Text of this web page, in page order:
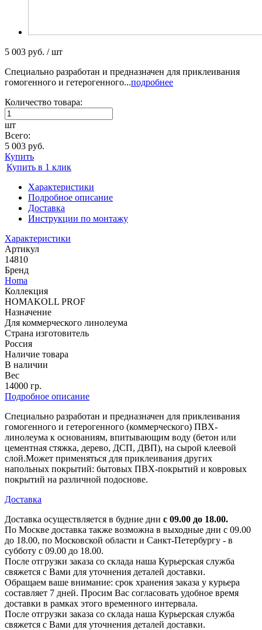
5 003 руб. / шт
Специально разработан и предназначен для приклеивания
гомогенного и гетерогенного...подробнее
Количество товара:
шт
Всего:
5 003 руб.
Купить
Купить в 1 клик
Характеристики
Подробное описание
Доставка
Инструкции по монтажу
Характеристики
Артикул
14810
Бренд
Homa
Коллекция
HOMAKOLL PROF
Назначение
Для коммерческого линолеума
Страна изготовитель
Россия
Наличие товара
В наличии
Вес
14000 гр.
Подробное описание
Специально разработан и предназначен для приклеивания
гомогенного и гетерогенного (коммерческого) ПВХ-
линолеума к основаниям, впитывающим воду (бетон или
цементная стяжка, дерево, ДСП, ДВП), на сырой клеевой
слой.Может применяться для приклеивания других
напольных покрытий: бытовых ПВХ-покрытий и ковровых
покрытий на различной подоснове.
Доставка
Доставка осуществляется в будние дни с 09.00 до 18.00.
По Москве доставка также возможна в выходные дни с 09.00
до 18.00, по Московской области и Санкт-Петербургу - в
субботу с 09.00 до 18.00.
После отгрузки заказа со склада наша Курьерская служба
свяжется с Вами для уточнения деталей доставки.
Обращаем ваше внимание: срок хранения заказа у курьера
составляет 7 дней. Просим Вас согласовать удобное время
доставки в рамках этого временного интервала.
После отгрузки заказа со склада наша Курьерская служба
свяжется с Вами для уточнения деталей доставки.